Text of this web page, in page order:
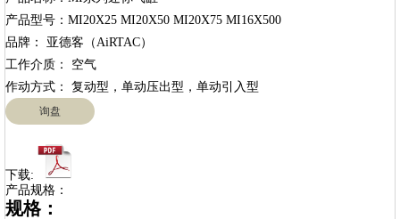
产品型号：MI20X25 MI20X50 MI20X75 MI16X500
品牌： 亚德客（AiRTAC）
工作介质： 空气
询盘
下载:
产品规格：
规格：